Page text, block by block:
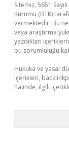
Sitemiz, 5651
Kurumu (BTK)
vermektedir. Bu
veya araştırma
yazdıkları
bu sorumluluğu
Hukuka ve yasal
içerikleri,
halinde, ilgili